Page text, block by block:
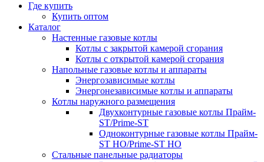
Где купить
Купить оптом
Каталог
Настенные газовые котлы
Котлы с закрытой камерой сгорания
Котлы с открытой камерой сгорания
Напольные газовые котлы и аппараты
Энергозависимые котлы
Энергонезависимые котлы и аппараты
Котлы наружного размещения
Двухконтурные газовые котлы Прайм-
ST/Prime-ST
Одноконтурные газовые котлы Прайм-
ST HO/Prime-ST HO
Стальные панельные радиаторы